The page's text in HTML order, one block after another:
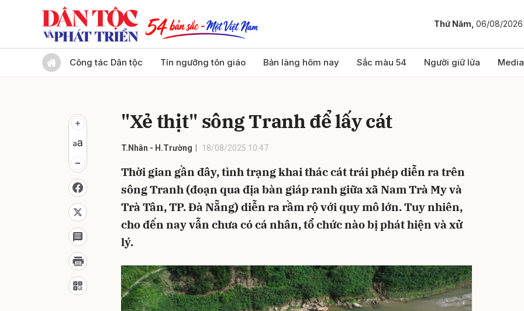
Thứ Năm, 06/08/2026
Công tác Dân tộc Tín ngưỡng tôn giáo Bản làng hôm nay Sắc màu 54 Người giữ lửa Media
"Xẻ thịt" sông Tranh để lấy cát
T.Nhân - H.Trường 18/08/2025 10:47
Thời gian gần đây, tình trạng khai thác cát trái phép diễn ra trên
sông Tranh (đoạn qua địa bàn giáp ranh giữa xã Nam Trà My và
Trà Tân, TP. Đà Nẵng) diễn ra rầm rộ với quy mô lớn. Tuy nhiên,
cho đến nay vẫn chưa có cá nhân, tổ chức nào bị phát hiện và xử
lý.
Gửi bình luận